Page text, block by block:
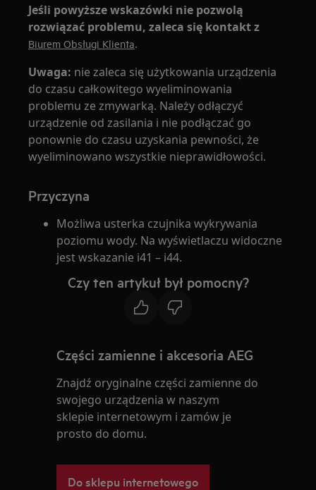
Jeśli powyższe wskazówki nie pozwolą
rozwiązać problemu, zaleca się kontakt z
Biurem Obsługi Klienta.
Uwaga: nie zaleca się użytkowania urządzenia
do czasu całkowitego wyeliminowania
problemu ze zmywarką. Należy odłączyć
urządzenie od zasilania i nie podłączać go
ponownie do czasu uzyskania pewności, że
wyeliminowano wszystkie nieprawidłowości.
Przyczyna
Możliwa usterka czujnika wykrywania
poziomu wody. Na wyświetlaczu widoczne
jest wskazanie i41 – i44.
Czy ten artykuł był pomocny?
Części zamienne i akcesoria AEG
Znajdź oryginalne części zamienne do
swojego urządzenia w naszym
sklepie internetowym i zamów je
prosto do domu.
Do sklepu internetowego